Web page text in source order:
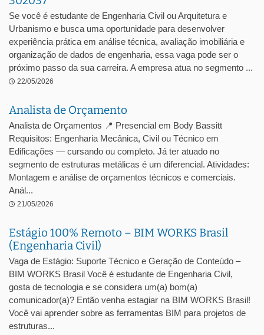
Se você é estudante de Engenharia Civil ou Arquitetura e
Urbanismo e busca uma oportunidade para desenvolver
experiência prática em análise técnica, avaliação imobiliária e
organização de dados de engenharia, essa vaga pode ser o
próximo passo da sua carreira. A empresa atua no segmento ...
22/05/2026
Analista de Orçamento
Analista de Orçamentos 📍 Presencial em Body Bassitt
Requisitos: Engenharia Mecânica, Civil ou Técnico em
Edificações — cursando ou completo. Já ter atuado no
segmento de estruturas metálicas é um diferencial. Atividades:
Montagem e análise de orçamentos técnicos e comerciais.
Anál...
21/05/2026
Estágio 100% Remoto – BIM WORKS Brasil
(Engenharia Civil)
Vaga de Estágio: Suporte Técnico e Geração de Conteúdo –
BIM WORKS Brasil Você é estudante de Engenharia Civil,
gosta de tecnologia e se considera um(a) bom(a)
comunicador(a)? Então venha estagiar na BIM WORKS Brasil!
Você vai aprender sobre as ferramentas BIM para projetos de
estruturas...